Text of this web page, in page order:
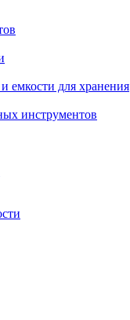
емкости для хранения
инструментов